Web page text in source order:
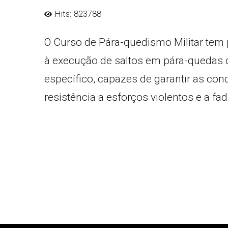
Hits: 823788
O Curso de Pára-quedismo Militar
à execução de saltos em pára-
específico, capazes de garantir as
resistência a esforços violentos e a